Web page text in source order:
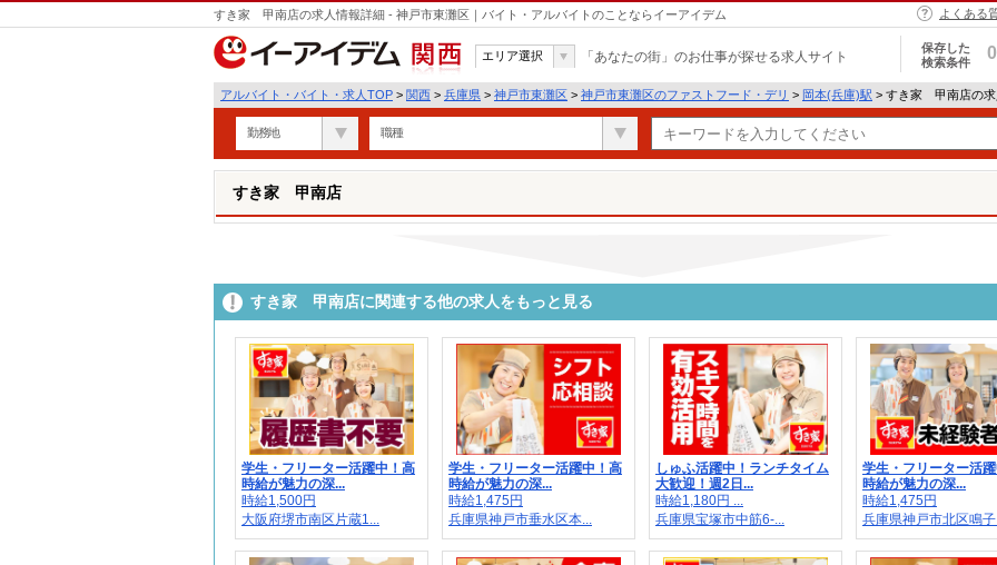
すき家 甲南店の求人情報詳細 - 神戸市東灘区｜バイト・アルバイトのことならイーアイデム よくある
関西
エリア選択 「あなたの街」のお仕事が探せる求人サイト
保存した
検索条件
0
アルバイト・バイト・求人TOP > 関西 > 兵庫県 > 神戸市東灘区 > 神戸市東灘区のファストフード・デリ > 岡本(兵庫)駅 > すき家 甲南店の求
勤務地 職種
すき家 甲南店
すき家 甲南店に関連する他の求人をもっと見る
学生・フリーター活躍中！高
時給が魅力の深...
時給1,500円
大阪府堺市南区片蔵1...
学生・フリーター活躍中！高
時給が魅力の深...
時給1,475円
兵庫県神戸市垂水区本...
しゅふ活躍中！ランチタイム
大歓迎！週2日...
時給1,180円 ...
兵庫県宝塚市中筋6-...
学生・フリーター活
時給が魅力の深...
時給1,475円
兵庫県神戸市北区鳴